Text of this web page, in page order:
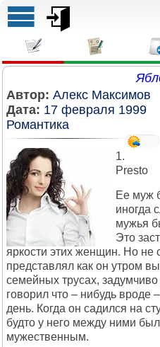
Автор: Алекс Максимов
Дата: 17 февраля 1999
Романтика
1.
Presto
Ее муж
иногда
мужья
Это
яркости этих женщин. Но не
представлял как он утром
семейных трусах,
говорил что – нибудь вроде
день. Когда он садился на
будто у него между ними
мужественным.